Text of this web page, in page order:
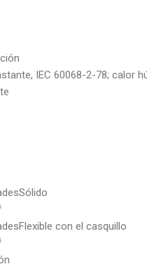
IEC 60068-2-78; calor
con el casquillo